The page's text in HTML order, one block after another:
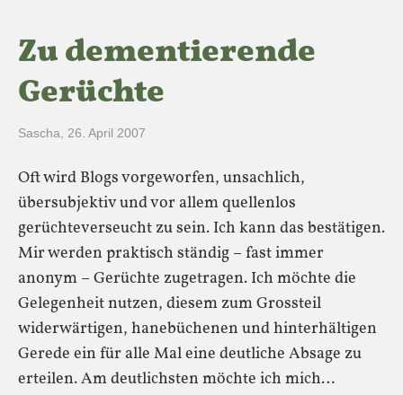
Zu dementierende
Gerüchte
Sascha 26. April 2007
Oft wird Blogs vorgeworfen, unsachlich,
übersubjektiv und vor allem quellenlos
gerüchteverseucht zu sein. Ich kann das bestätigen.
Mir werden praktisch ständig – fast immer
anonym – Gerüchte zugetragen. Ich möchte die
Gelegenheit nutzen, diesem zum Grossteil
widerwärtigen, hanebüchenen und hinterhältigen
Gerede ein für alle Mal eine deutliche Absage zu
erteilen. Am deutlichsten möchte ich mich…